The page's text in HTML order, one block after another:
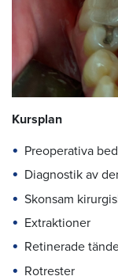
Kursplan
Preoperativa
Diagnostik av
Skonsam
Extraktioner
Retinerade
Rotrester